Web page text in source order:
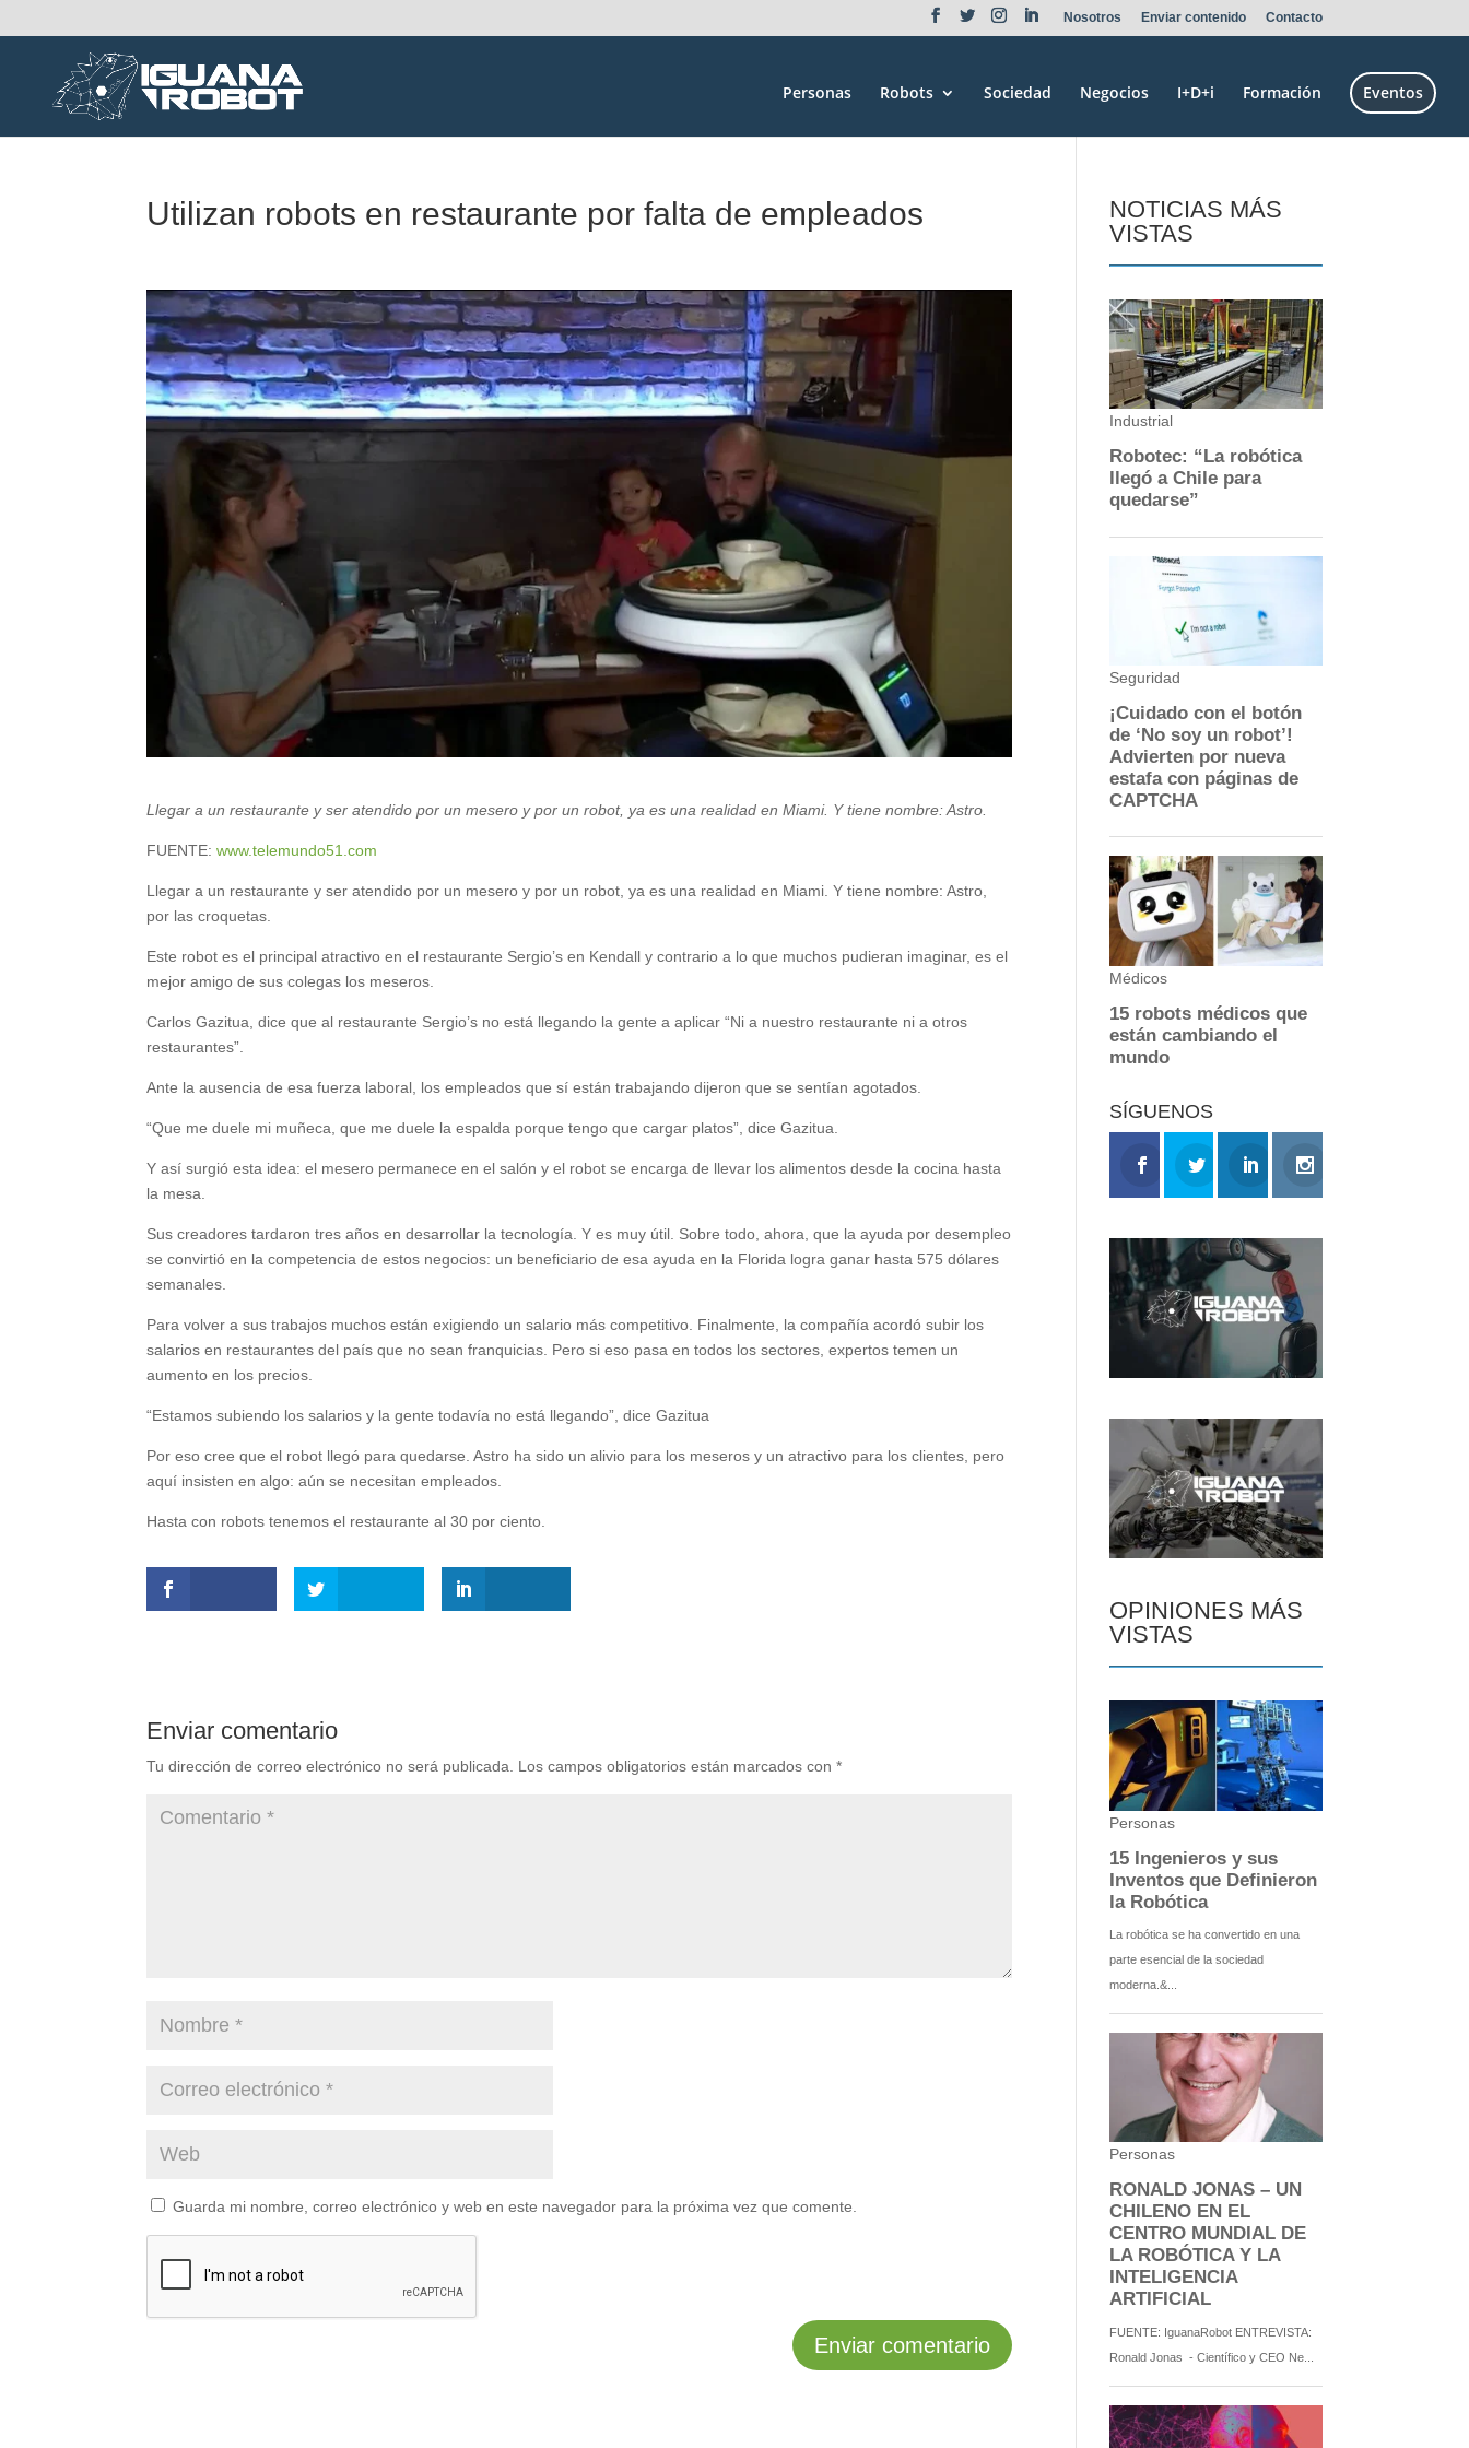
Nosotros Enviar contenido Contacto
Personas Robots Sociedad Negocios I+D+i Formación Eventos
Utilizan robots en restaurante por falta de empleados
Llegar a un restaurante y ser atendido por un mesero y por un robot, ya es una realidad en Miami. Y tiene nombre: Astro.
FUENTE:www.telemundo51.com
Llegar a un restaurante y ser atendido por un mesero y por un robot, ya es una realidad en Miami. Y tiene nombre: Astro,
por las croquetas.
Este robot es el principal atractivo en el restaurante Sergio’s en Kendall y contrario a lo que muchos pudieran imaginar, es el
mejor amigo de sus colegas los meseros.
Carlos Gazitua, dice que al restaurante Sergio’s no está llegando la gente a aplicar “Ni a nuestro restaurante ni a otros
restaurantes”.
Ante la ausencia de esa fuerza laboral, los empleados que sí están trabajando dijeron que se sentían agotados.
“Que me duele mi muñeca, que me duele la espalda porque tengo que cargar platos”, dice Gazitua.
Y así surgió esta idea: el mesero permanece en el salón y el robot se encarga de llevar los alimentos desde la cocina hasta
la mesa.
Sus creadores tardaron tres años en desarrollar la tecnología. Y es muy útil. Sobre todo, ahora, que la ayuda por desempleo
se convirtió en la competencia de estos negocios: un beneficiario de esa ayuda en la Florida logra ganar hasta 575 dólares
semanales.
Para volver a sus trabajos muchos están exigiendo un salario más competitivo. Finalmente, la compañía acordó subir los
salarios en restaurantes del país que no sean franquicias. Pero si eso pasa en todos los sectores, expertos temen un
aumento en los precios.
“Estamos subiendo los salarios y la gente todavía no está llegando”, dice Gazitua
Por eso cree que el robot llegó para quedarse. Astro ha sido un alivio para los meseros y un atractivo para los clientes, pero
aquí insisten en algo: aún se necesitan empleados.
Hasta con robots tenemos el restaurante al 30 por ciento.
Enviar comentario
Tu dirección de correo electrónico no será publicada. Los campos obligatorios están marcados con*
Guarda mi nombre, correo electrónico y web en este navegador para la próxima vez que comente.
NOTICIAS MÁS
VISTAS
SÍGUENOS
OPINIONES MÁS
VISTAS